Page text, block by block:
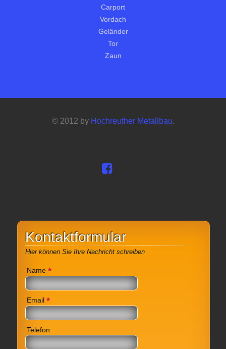
Carport
Vordach
Geländer
Tor
Zaun
© 2012 by Hochreuther Metallbau.
Kontaktformular
Hier können Sie Ihre Nachricht schreiben
Name *
Email *
Telefon